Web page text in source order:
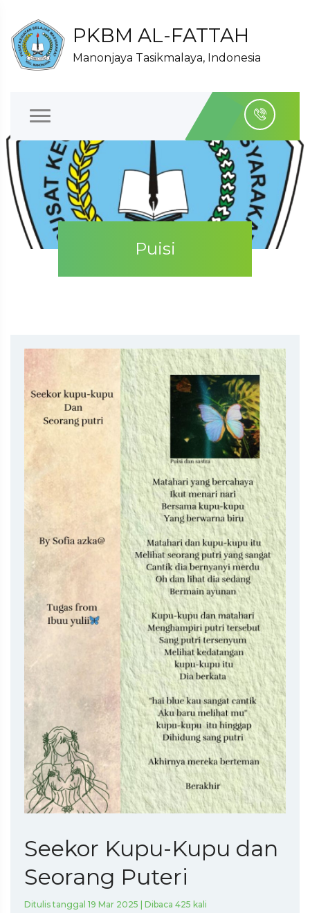
PKBM AL-FATTAH
Manonjaya Tasikmalaya, Indonesia
Puisi
Seekor Kupu-Kupu dan
Seorang Puteri
Ditulis tanggal 19 Mar 2025 | Dibaca 425 kali